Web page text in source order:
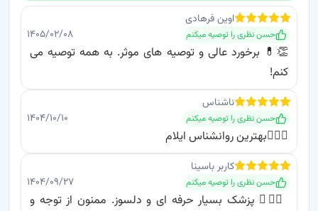
اوینفرهادی
حسن نظریرا توصیه میکنم ۱۴۰۵/۰۲/۰۸
👏💊 برخورد عالی و توصیه های موثر. به همه توصیه می
کنم!
ناشناس
حسن نظریرا توصیه میکنم ۱۴۰۴/۱۰/۱۰
👨‍⚕️✨بهترین روانشناس ایلام
کاربر باسینا
حسن نظریرا توصیه میکنم ۱۴۰۴/۰۹/۲۷
👨‍⚕️✨ پزشک بسیار حرفه ای و دلسوز. ممنون از توجه و